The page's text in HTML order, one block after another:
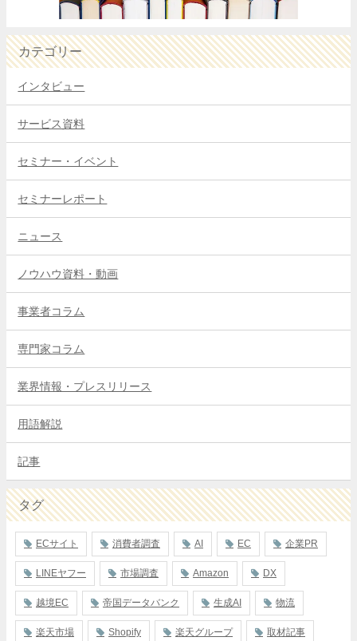
カテゴリー
インタビュー
サービス資料
セミナー・イベント
セミナーレポート
ニュース
ノウハウ資料・動画
事業者コラム
専門家コラム
業界情報・プレスリリース
用語解説
記事
タグ
ECサイト 消費者調査 AI EC 企業PR
LINEヤフー 市場調査 Amazon DX
越境EC 帝国データバンク 生成AI 物流
楽天市場 Shopify 楽天グループ 取材記事